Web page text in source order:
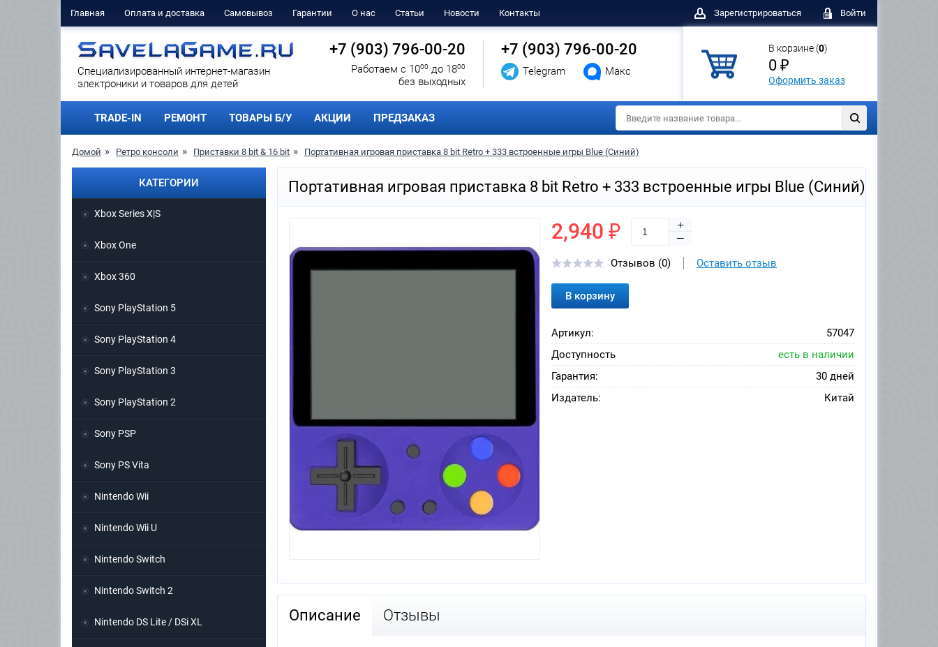
Главная Оплата и доставка Самовывоз Гарантии О нас Статьи Новости Контакты Зарегистрироваться Войти
Cпециализированный интернет-магазин
электроники и товаров для детей
+7 (903) 796-00-20
Работаем с 1000 до 1800
без выходных
+7 (903) 796-00-20
Telegram Макс
В корзине (0)
0 ₽
Оформить заказ
TRADE-IN РЕМОНТ ТОВАРЫ Б/У АКЦИИ ПРЕДЗАКАЗ
Домой Ретро консоли Приставки 8 bit & 16 bit Портативная игровая приставка 8 bit Retro + 333 встроенные игры Blue (Синий)
Портативная игровая приставка 8 bit Retro + 333 встроенные игры Blue (Синий)
2,940 ₽
+
—
Отзывов (0)
Оставить отзыв
В корзину
Артикул:
57047
Доступность
есть в наличии
Гарантия:
30 дней
Издатель:
Китай
Описание Отзывы
КАТЕГОРИИ
Xbox Series X|S
Xbox One
Xbox 360
Sony PlayStation 5
Sony PlayStation 4
Sony PlayStation 3
Sony PlayStation 2
Sony PSP
Sony PS Vita
Nintendo Wii
Nintendo Wii U
Nintendo Switch
Nintendo Switch 2
Nintendo DS Lite / DSi XL